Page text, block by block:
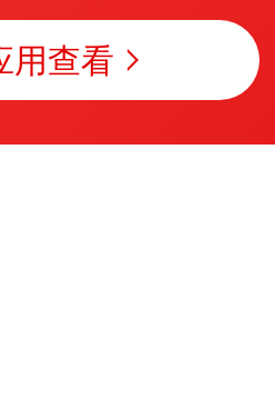
用查看